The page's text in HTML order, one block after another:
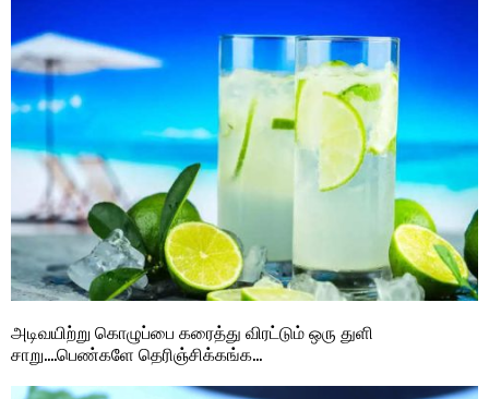
அடிவயிற்று கொழுப்பை கரைத்து விரட்டும் ஒரு துளி
சாறு….பெண்களே தெரிஞ்சிக்கங்க…